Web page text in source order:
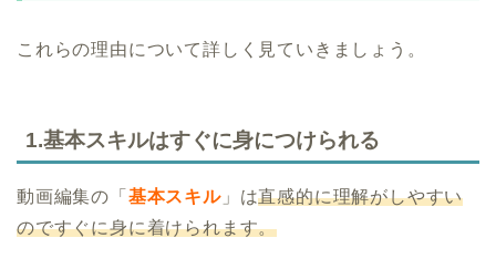
これらの理由について詳しく見ていきましょう。
1.基本スキルはすぐに身につけられる
動画編集の「 基本スキル」は直感的に理解がしやすい
のですぐに身に着けられます。